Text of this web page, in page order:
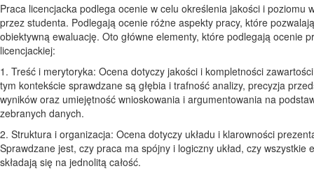
Praca licencjacka podlega ocenie w celu określenia jakości i poziomu
przez studenta. Podlegają ocenie różne aspekty pracy, które
obiektywną ewaluację. Oto główne elementy, które podlegają ocenie
licencjackiej:
1. Treść i merytoryka: Ocena dotyczy jakości i kompletności
tym kontekście sprawdzane są głębia i trafność analizy, precyzja
wyników oraz umiejętność wnioskowania i argumentowania na
zebranych danych.
2. Struktura i organizacja: Ocena dotyczy układu i klarowności
Sprawdzane jest, czy praca ma spójny i logiczny układ, czy wszystkie
składają się na jednolitą całość.